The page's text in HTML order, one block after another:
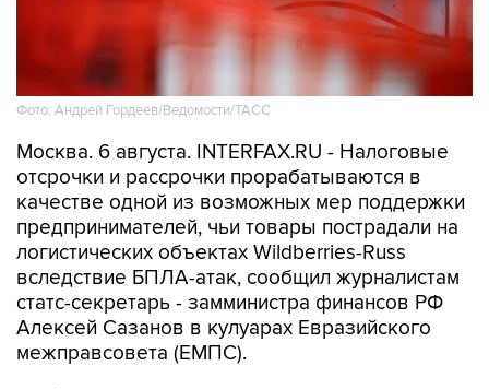
Фото: Андрей Гордеев/Ведомости/ТАСС
Москва. 6 августа. INTERFAX.RU - Налоговые
качестве одной из возможных мер поддержки
предпринимателей, чьи товары пострадали на
логистических объектах Wildberries-Russ
вследствие БПЛА-атак, сообщил журналистам
статс-секретарь - замминистра финансов РФ
Алексей Сазанов в кулуарах Евразийского
межправсовета (ЕМПС).
"Сейчас этот вопрос(поддержка пострадавших